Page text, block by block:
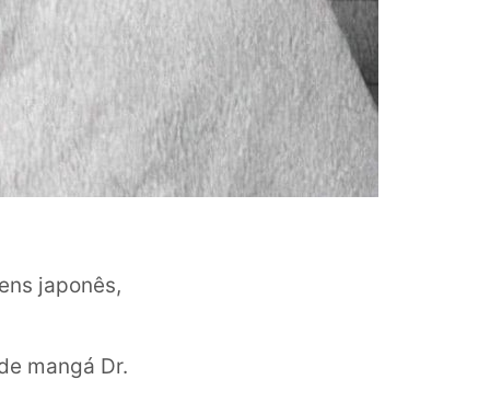
japonês,
mangá Dr.